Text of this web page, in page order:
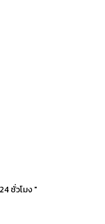
ชั่วโมง "